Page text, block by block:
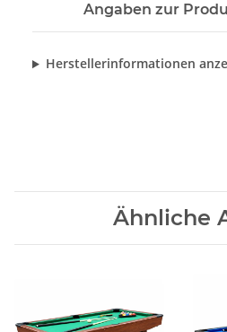
Angaben zur
Herstellerinformationen
Ähnliche